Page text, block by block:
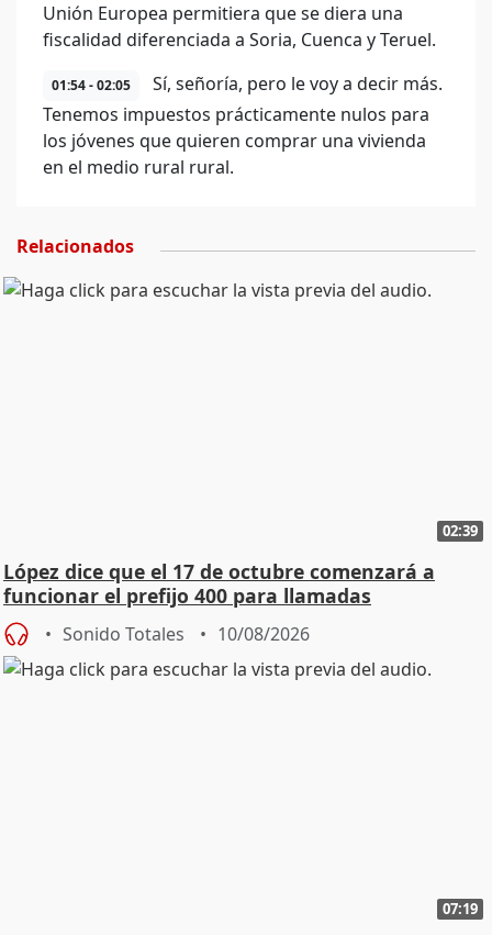
Unión Europea permitiera que se diera una
fiscalidad diferenciada a Soria, Cuenca y Teruel.
01:54 - 02:05
Sí, señoría, pero le voy a decir más.
Tenemos impuestos prácticamente nulos para
los jóvenes que quieren comprar una vivienda
en el medio rural rural.
Relacionados
02:39
López dice que el 17 de octubre comenzará a
funcionar el prefijo 400 para llamadas
comerciales
Sonido Totales 10/08/2026
07:19